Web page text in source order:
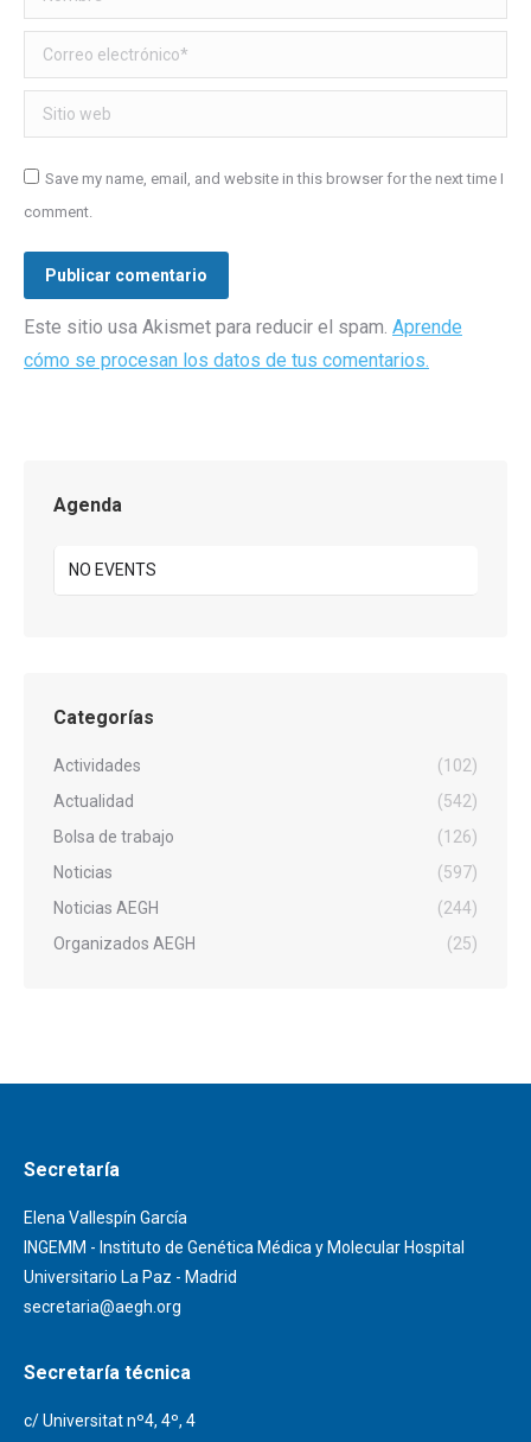
Correo electrónico *
Sitio web
Save my name, email, and website in this browser for the next time I
comment.
Publicar comentario
Este sitio usa Akismet para reducir el spam. Aprende
cómo se procesan los datos de tus comentarios.
Agenda
NO EVENTS
Categorías
Actividades
(102)
Actualidad
(542)
Bolsa de trabajo
(126)
Noticias
(597)
Noticias AEGH
(244)
Organizados AEGH
(25)
Secretaría
Elena Vallespín García
INGEMM - Instituto de Genética Médica y Molecular Hospital
Universitario La Paz - Madrid
secretaria@aegh.org
Secretaría técnica
c/ Universitat nº4, 4º, 4